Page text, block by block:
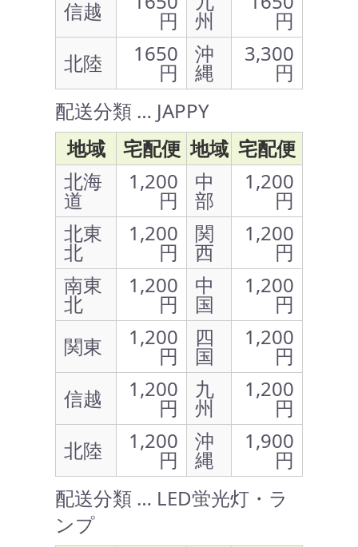
信越
円 州
円
北陸
1650
円
沖
縄
3,300
円
配送分類 … JAPPY
地域
宅配便 地域 宅配便
北海
道
1,200
円
中
部
1,200
円
北東
北
1,200
円
関
西
1,200
円
南東
北
1,200
円
中
国
1,200
円
関東
1,200
円
四
国
1,200
円
信越
1,200
円
九
州
1,200
円
北陸
1,200
円
沖
縄
1,900
円
配送分類 … LED蛍光灯・ラ
ンプ